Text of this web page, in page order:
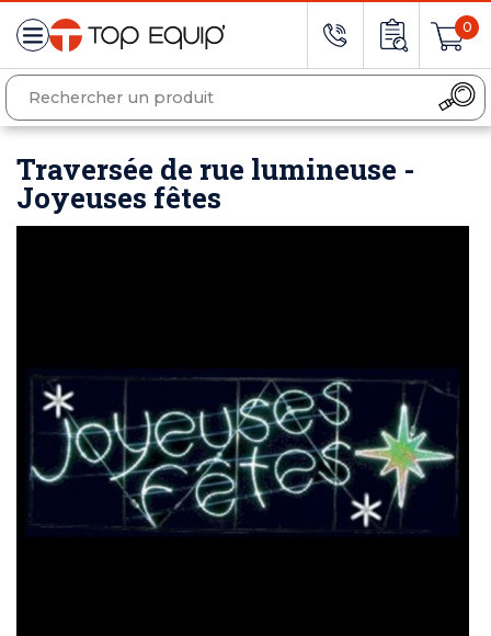
0
Traversée de rue lumineuse -
Joyeuses fêtes